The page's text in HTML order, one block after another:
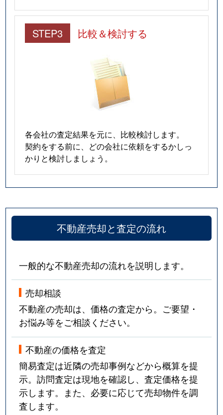
STEP3 比較＆検討する
各会社の査定結果を元に、比較検討します。
契約をする前に、どの会社に依頼をするかしっ
かりと検討しましょう。
不動産売却と査定の流れ
一般的な不動産売却の流れを説明します。
売却相談
不動産の売却は、価格の査定から。ご要望・
お悩み等をご相談ください。
不動産の価格を査定
簡易査定は近隣の売却事例などから概算を提
示。訪問査定は現地を確認し、査定価格を提
示します。また、必要に応じて売却物件を調
査します。